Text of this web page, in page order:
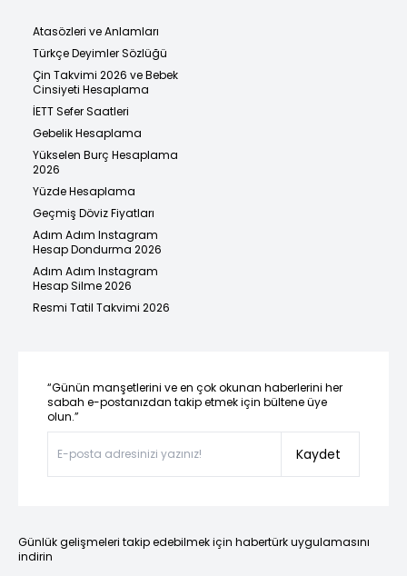
Atasözleri ve Anlamları
Türkçe Deyimler Sözlüğü
Çin Takvimi 2026 ve Bebek
Cinsiyeti Hesaplama
İETT Sefer Saatleri
Gebelik Hesaplama
Yükselen Burç Hesaplama
2026
Yüzde Hesaplama
Geçmiş Döviz Fiyatları
Adım Adım Instagram
Hesap Dondurma 2026
Adım Adım Instagram
Hesap Silme 2026
Resmi Tatil Takvimi 2026
“Günün manşetlerini ve en çok okunan haberlerini her
sabah e-postanızdan takip etmek için bültene üye
olun.”
Kaydet
Günlük gelişmeleri takip edebilmek için habertürk uygulamasını
indirin